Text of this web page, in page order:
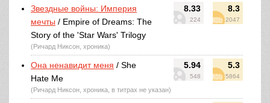
8.33
224
8.3
2047
Звездные войны: Империя
мечты / Empire of Dreams: The
Story of the 'Star Wars' Trilogy
(Ричард Никсон, хроника)
5.94
548
5.3
5864
Она ненавидит меня / She
Hate Me
(Ричард Никсон, хроника, в титрах не указан)